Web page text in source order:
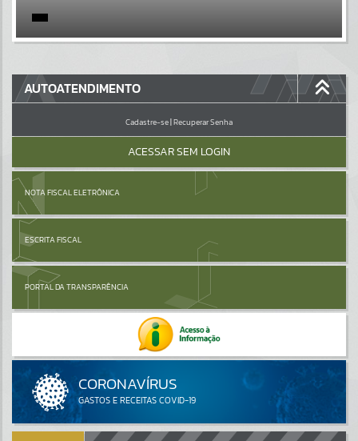
Por favor, aguarde...
GALERIAS
Por favor, aguarde...
AUTOATENDIMENTO
Cadastre-se|Recuperar Senha
ACESSAR SEM LOGIN
NOTA FISCAL ELETRÔNICA
ESCRITA FISCAL
PORTAL DA TRANSPARÊNCIA